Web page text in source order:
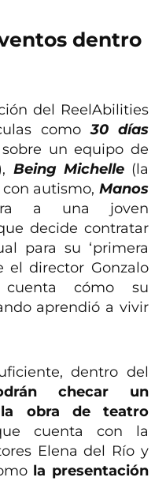
dentro
del ReelAbilities
como30 días
un equipo de
Being Michelle(la
autismo, Manos
a una joven
decide contratar
para su ‘primera
el director Gonzalo
cuenta cómo su
aprendió a vivir
dentro del
checar un
la obra de teatro
cuenta con la
Elena del Río y
la presentación